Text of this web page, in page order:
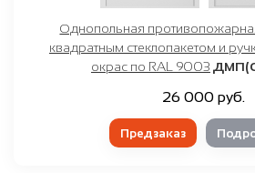
Однопольная
квадратным стеклопакетом и
окрас по RAL 9003
26 000 руб.
Предзаказ